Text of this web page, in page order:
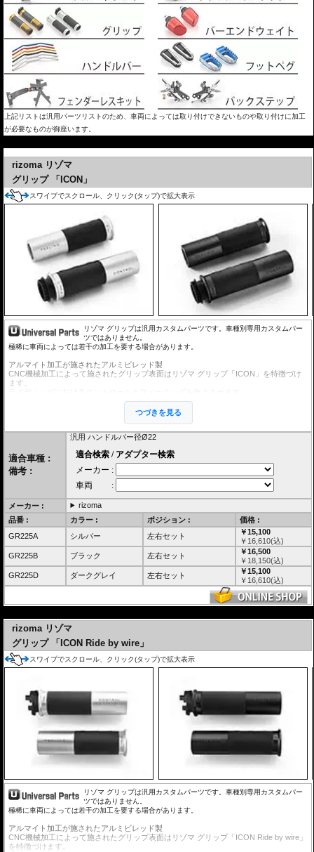
上記リストは汎用パーツリストのため、車両によっては取り付けできないものや取り付けに加工
が必要なものが御座います。
rizoma リゾマ
グリップ 「ICON」
スワイプでスクロール、クリック(タップ)で拡大表示
リゾマ グリップは汎用カスタムパーツです。車種別専用カスタムパー
ツではありません。
極稀に車両によっては若干の加工を要する場合があります。
アルマイト加工が施されたアルミビレッド製
CNC機械加工によって施されたグリップ表面はリゾマ グリップ「ICON」を特徴づけ
ます。
つづきを見る
適合車種 :
備考 :
汎用 ハンドルバー径Ø22
メーカー :
rizoma
品番 :
カラー : ポジション :
価格 :
GR225A
シルバー 左右セット
￥15,100
￥ 16,610(込)
GR225B
ブラック 左右セット
￥16,500
￥ 18,150(込)
GR225D
ダークグレイ 左右セット
￥15,100
￥ 16,610(込)
rizoma リゾマ
グリップ 「ICON Ride by wire」
スワイプでスクロール、クリック(タップ)で拡大表示
リゾマ グリップは汎用カスタムパーツです。車種別専用カスタムパー
ツではありません。
極稀に車両によっては若干の加工を要する場合があります。
アルマイト加工が施されたアルミビレッド製
CNC機械加工によって施されたグリップ表面はリゾマ グリップ「ICON Ride by wire」
を特徴づけます。